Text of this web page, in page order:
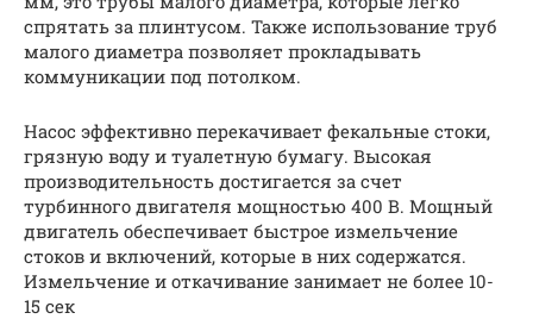
спрятать за плинтусом. Также использование труб
малого диаметра позволяет прокладывать
коммуникации под потолком.
Насос эффективно перекачивает фекальные стоки,
грязную воду и туалетную бумагу. Высокая
производительность достигается за счет
турбинного двигателя мощностью 400 В. Мощный
двигатель обеспечивает быстрое измельчение
стоков и включений, которые в них содержатся.
Измельчение и откачивание занимает не более 10-
15 сек